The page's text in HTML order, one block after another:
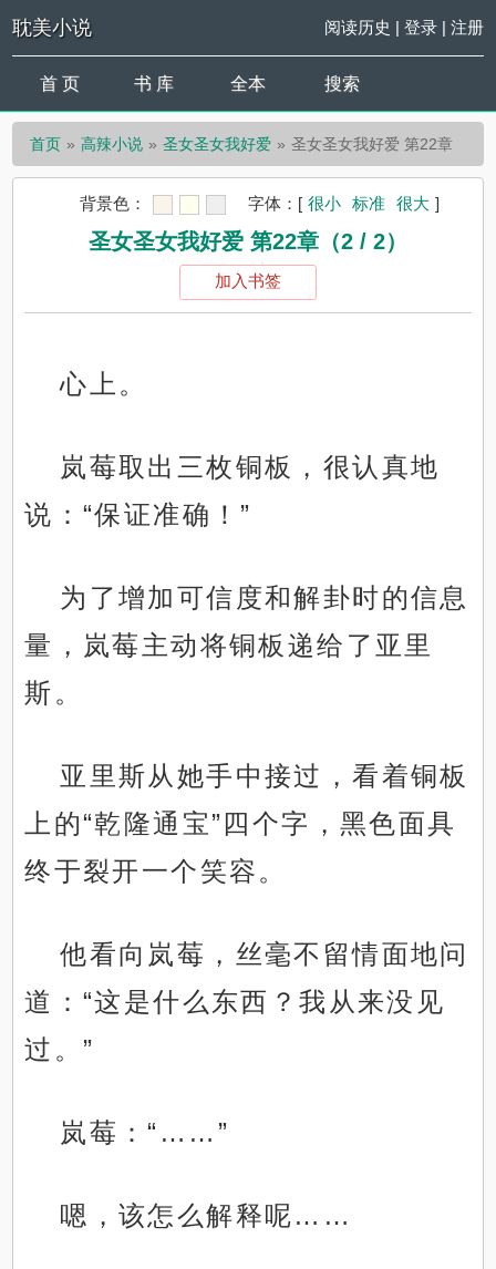
耽美小说 阅读历史 | 登录| 注册
首 页 书 库 全本 搜索
首页 高辣小说 圣女圣女我好爱 圣女圣女我好爱 第22章
背景色： 字体： [ 很小 标准 很大 ]
圣女圣女我好爱 第22章（2 / 2）
加入书签
心上。
岚莓取出三枚铜板，很认真地
说：“保证准确！”
为了增加可信度和解卦时的信息
量，岚莓主动将铜板递给了亚里
斯。
亚里斯从她手中接过，看着铜板
上的“乾隆通宝”四个字，黑色面具
终于裂开一个笑容。
他看向岚莓，丝毫不留情面地问
道：“这是什么东西？我从来没见
过。”
岚莓：“……”
嗯，该怎么解释呢……